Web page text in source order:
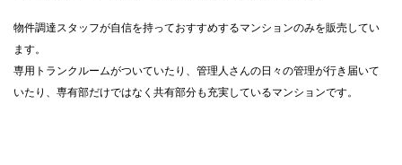
物件調達スタッフが自信を持っておすすめするマンションのみを販売してい
ます。
専用トランクルームがついていたり、管理人さんの日々の管理が行き届いて
いたり、専有部だけではなく共有部分も充実しているマンションです。